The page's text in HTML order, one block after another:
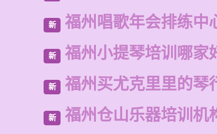
新 福州唱歌年会排练中
新 福州小提琴培训哪家
新 福州买尤克里里的琴
新 福州仓山乐器培训机